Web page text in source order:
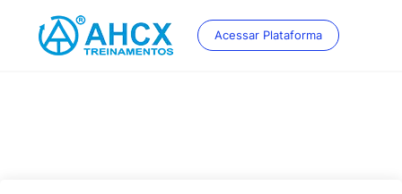
content
Acessar Plataforma